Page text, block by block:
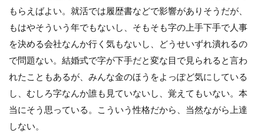
もらえばよい。就活では履歴書などで影響がありそうだが、
もはやそういう年でもないし、そもそも字の上手下手で人事
を決める会社なんか行く気もないし、どうせいずれ潰れるの
で問題ない。結婚式で字が下手だと変な目で見られると言わ
れたこともあるが、みんな金のほうをよっぽど気にしている
し、むしろ字なんか誰も見ていないし、覚えてもいない。本
当にそう思っている。こういう性格だから、当然ながら上達
しない。